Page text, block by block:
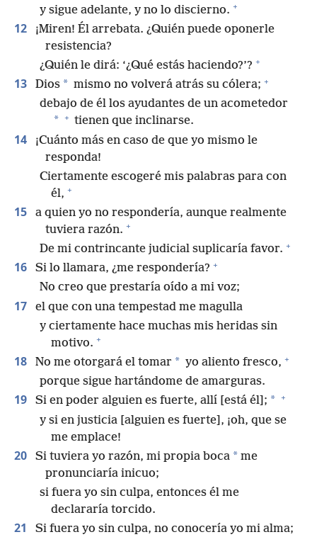
y sigue adelante, y no lo discierno. +
12
¡Miren! Él arrebata. ¿Quién puede oponerle
resistencia?
¿Quién le dirá: ‘¿Qué estás haciendo?’? +
13 Dios * mismo no volverá atrás su cólera; +
debajo de él los ayudantes de un acometedor
* + tienen que inclinarse.
14
¡Cuánto más en caso de que yo mismo le
responda!
Ciertamente escogeré mis palabras para con
él, +
15
a quien yo no respondería, aunque realmente
tuviera razón. +
De mi contrincante judicial suplicaría favor. +
16 Si lo llamara, ¿me respondería? +
No creo que prestaría oído a mi voz;
17
el que con una tempestad me magulla
y ciertamente hace muchas mis heridas sin
motivo. +
18 No me otorgará el tomar * yo aliento fresco, +
porque sigue hartándome de amarguras.
19 Si en poder alguien es fuerte, allí [está él]; * +
y si en justicia [alguien es fuerte], ¡oh, que se
me emplace!
20 Si tuviera yo razón, mi propia boca * me
pronunciaría inicuo;
si fuera yo sin culpa, entonces él me
declararía torcido.
21
Si fuera yo sin culpa, no conocería yo mi alma;